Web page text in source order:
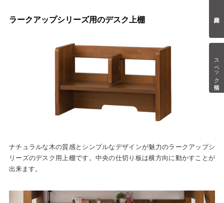
スペック情報
ラークアップシリーズ用のデスク上棚
ナチュラルな木の質感とシンプルなデザインが魅力のラークアップシ
リーズのデスク用上棚です。中央の仕切り板は横方向に動かすことが
出来ます。